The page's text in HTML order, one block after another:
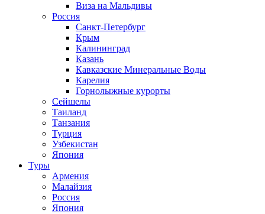
Виза на Мальдивы
Россия
Санкт-Петербург
Крым
Калининград
Казань
Кавказские Минеральные Воды
Карелия
Горнолыжные курорты
Сейшелы
Таиланд
Танзания
Турция
Узбекистан
Япония
Туры
Армения
Малайзия
Россия
Япония